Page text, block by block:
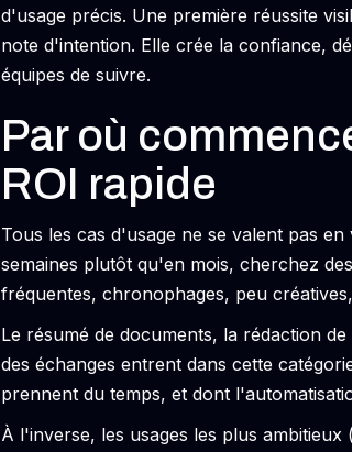
d'usage précis. Une première réussite
note d'intention. Elle crée la confiance,
équipes de suivre.
Par où
ROI rapide
Tous les cas d'usage ne se valent pas
semaines plutôt qu'en mois, cherchez
fréquentes, chronophages, peu
Le résumé de documents, la rédaction
des échanges entrent dans cette
prennent du temps, et dont
À l'inverse, les usages les plus